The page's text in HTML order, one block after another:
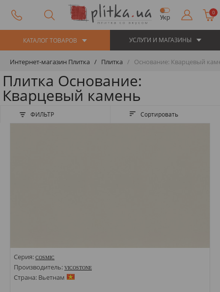
Укр
0
КАТАЛОГ ТОВАРОВ УСЛУГИ И МАГАЗИНЫ
Интернет-магазин Плитка Плитка Основание: Кварцевый
Плитка Основание:
Кварцевый камень
ФИЛЬТР Сортировать
Серия: COSMIC
Производитель: VICOSTONE
Страна: Вьетнам